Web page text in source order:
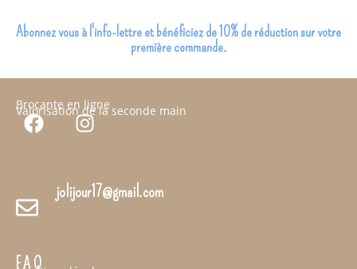
Abonnez vous à l'info-lettre et bénéficiez de 10% de réduction sur votre
première commande.
JOLI JOUR 17
Brocante en ligne
Valorisation de la seconde main
jolijour17@gmail.com
Informations
F A Q